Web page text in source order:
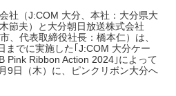
社（J:COM 大分、本社：大分県大
節夫）と大分朝日放送株式会社
、代表取締役社長：橋本仁）は、
までに実施した｢J:COM 大分ケー
Pink Ribbon Action 2024｣によって
9日（木）に、ピンクリボン大分へ